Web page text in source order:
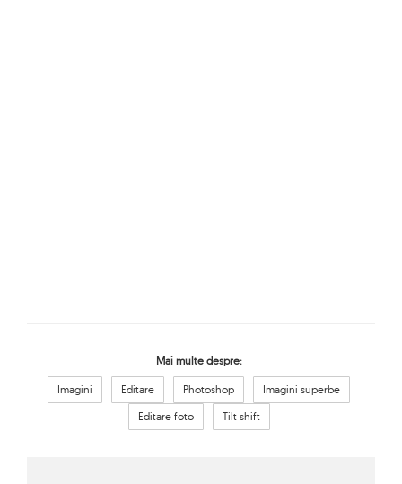
Mai multe despre:
Imagini Editare Photoshop
Imagini superbe
Editare foto
Tilt shift